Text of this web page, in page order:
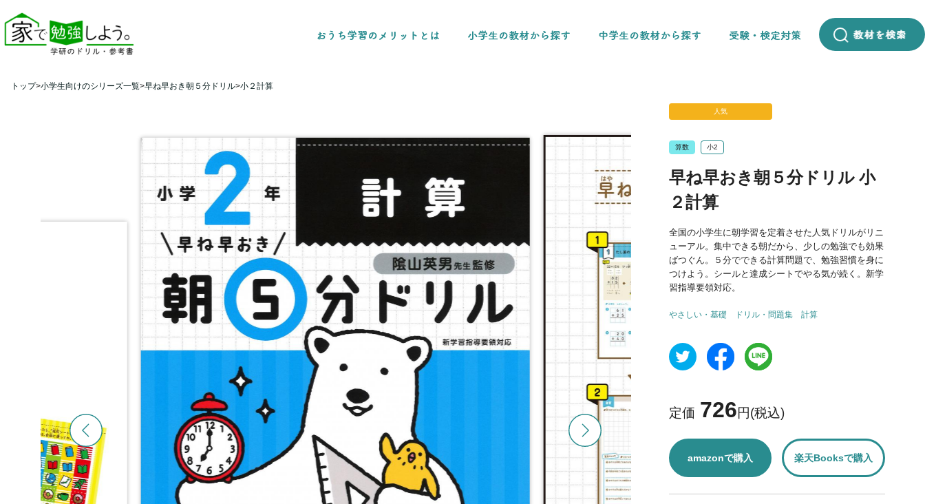
トップ 小学生向けのシリーズ一覧 早ね早おき朝５分ドリル 小２計算
人気
算数 小2
早ね早おき朝５分ドリル 小
２計算
全国の小学生に朝学習を定着させた人気ドリルがリニ
ューアル。集中できる朝だから、少しの勉強でも効果
ばつぐん。５分でできる計算問題で、勉強習慣を身に
つけよう。シールと達成シートでやる気が続く。新学
習指導要領対応。
やさしい・基礎 ドリル・問題集 計算
定価 726円(税込)
amazonで購入 楽天Booksで購入